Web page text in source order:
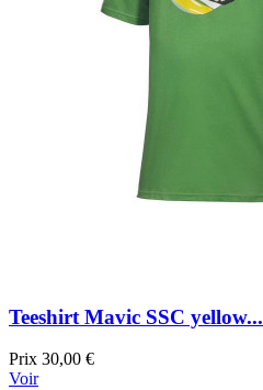
Teeshirt Mavic SSC yellow...
Prix 30,00 €
Voir